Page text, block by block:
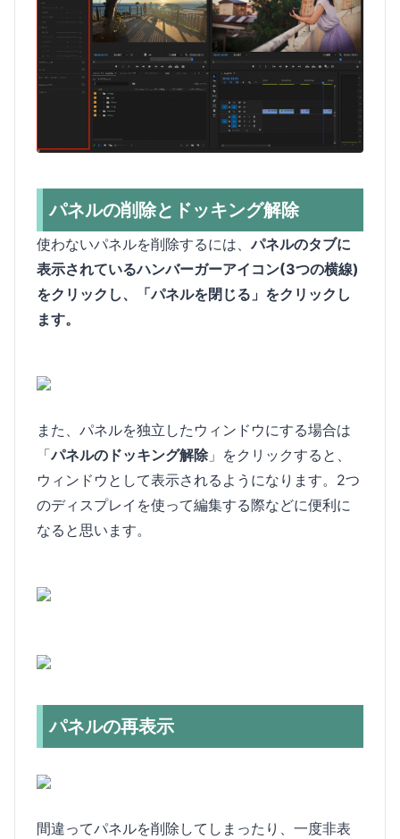
パネルの削除とドッキング解除
使わないパネルを削除するには、パネルのタブに
表示されているハンバーガーアイコン(3つの横線)
をクリックし、「パネルを閉じる」をクリックし
ます。
また、パネルを独立したウィンドウにする場合は
「パネルのドッキング解除」をクリックすると、
ウィンドウとして表示されるようになります。2つ
のディスプレイを使って編集する際などに便利に
なると思います。
パネルの再表示
間違ってパネルを削除してしまったり、一度非表